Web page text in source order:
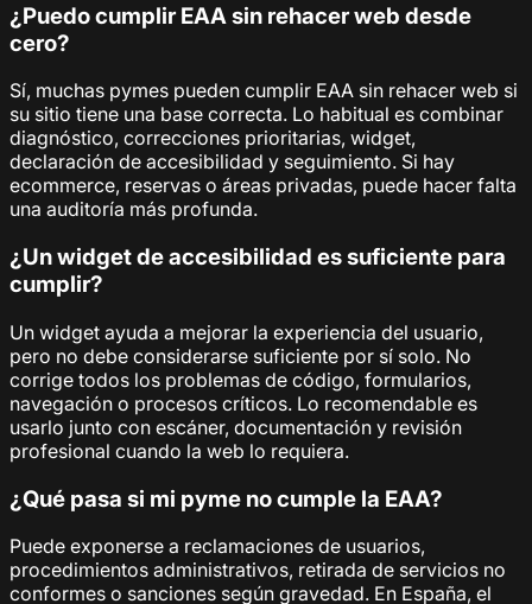
¿Puedo cumplir EAA sin rehacer web desde
cero?
Sí, muchas pymes pueden cumplir EAA sin rehacer web si
su sitio tiene una base correcta. Lo habitual es combinar
diagnóstico, correcciones prioritarias, widget,
declaración de accesibilidad y seguimiento. Si hay
ecommerce, reservas o áreas privadas, puede hacer falta
una auditoría más profunda.
¿Un widget de accesibilidad es suficiente para
cumplir?
Un widget ayuda a mejorar la experiencia del usuario,
pero no debe considerarse suficiente por sí solo. No
corrige todos los problemas de código, formularios,
navegación o procesos críticos. Lo recomendable es
usarlo junto con escáner, documentación y revisión
profesional cuando la web lo requiera.
¿Qué pasa si mi pyme no cumple la EAA?
Puede exponerse a reclamaciones de usuarios,
procedimientos administrativos, retirada de servicios no
conformes o sanciones según gravedad. En España, el